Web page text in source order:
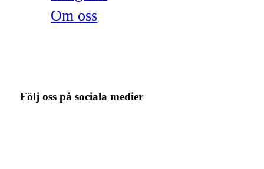
Om oss
Följ oss på sociala medier